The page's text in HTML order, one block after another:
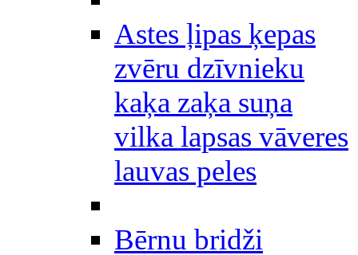
Astes ļipas ķepas
zvēru dzīvnieku
kaķa zaķa suņa
vilka lapsas vāveres
lauvas peles
Bērnu bridži